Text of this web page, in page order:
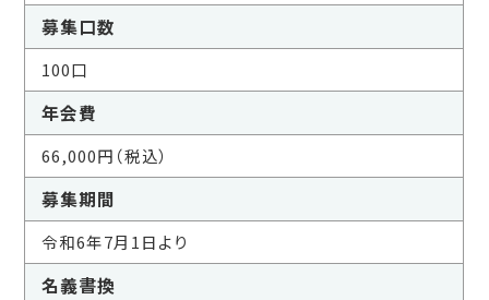
募集口数
100口
年会費
66,000円（税込）
募集期間
令和6年7月1日より
名義書換